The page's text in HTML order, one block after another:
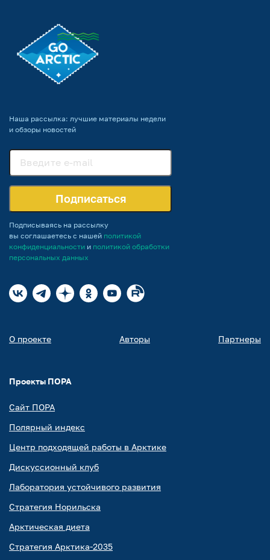
Наша рассылка: лучшие материалы недели
и обзоры новостей
Подписаться
Подписываясь на рассылку
вы соглашаетесь с нашей политикой
конфиденциальности и политикой обработки
персональных данных
О проекте Авторы Партнеры
Проекты ПОРА
Сайт ПОРА
Полярный индекс
Центр подходящей работы в Арктике
Дискуссионный клуб
Лаборатория устойчивого развития
Стратегия Норильска
Арктическая диета
Стратегия Арктика-2035